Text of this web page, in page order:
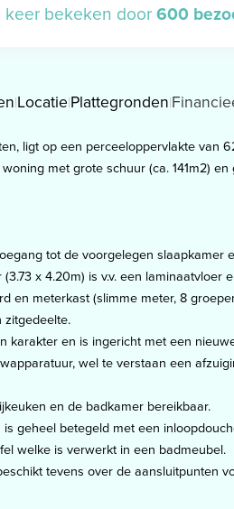
keer bekeken door600
Locatie Plattegronden
ligt op een perceeloppervlakte van
met grote schuur (ca. 141m2)
tot de voorgelegen slaapkamer
x 4.20m) is v.v. een laminaatvloer
en meterkast (slimme meter, 8
zitgedeelte.
karakter en is ingericht met een
wel te verstaan een
en de badkamer bereikbaar.
geheel betegeld met een
welke is verwerkt in een badmeubel.
tevens over de aansluitpunten